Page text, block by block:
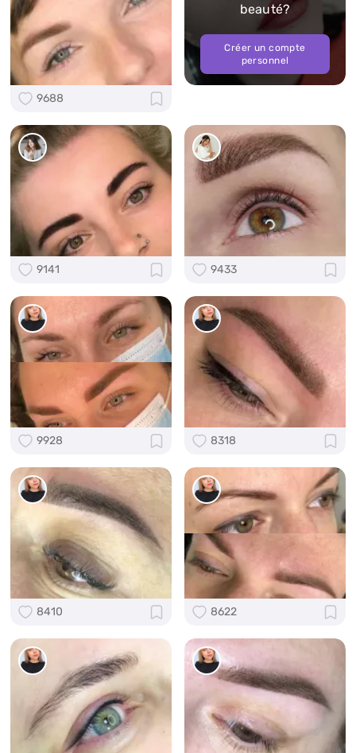
9688
beauté?
Créer un compte
personnel
9141 9433
9928 8318
8410 8622